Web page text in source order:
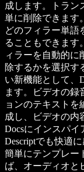
成します。トラン
単に削除できます
どのフィラー単語
ることもできます
ィラーを自動的に
除するかを選択す
い新機能として、
ます。ビデオの録
ョンのテキストを
成し、ビデオの内
Docsにインスパイ
Descriptでも快適
簡単にテンプレー
ば、オーディオと